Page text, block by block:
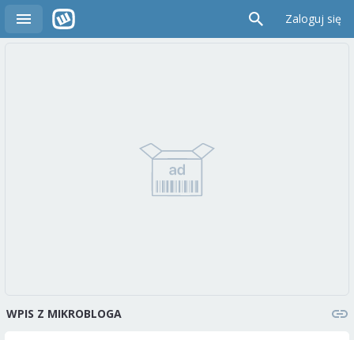
Zaloguj się
WPIS Z MIKROBLOGA